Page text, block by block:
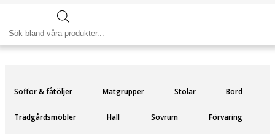
Filippa matbord 180
Soffor & fåtöljer Matgrupper Stolar Bord
Trädgårdsmöbler Hall Sovrum Förvaring